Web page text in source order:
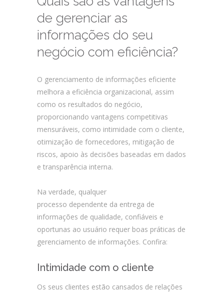
de gerenciar as
informações do seu
negócio com eficiência?
O gerenciamento de informações eficiente
melhora a eficiência organizacional, assim
como os resultados do negócio,
proporcionando vantagens competitivas
mensuráveis, como intimidade com o cliente,
otimização de fornecedores, mitigação de
riscos, apoio às decisões baseadas em dados
e transparência interna.
Na verdade, qualquer
processo dependente da entrega de
informações de qualidade, confiáveis e
oportunas ao usuário requer boas práticas de
gerenciamento de informações. Confira:
Intimidade com o cliente
Os seus clientes estão cansados de relações